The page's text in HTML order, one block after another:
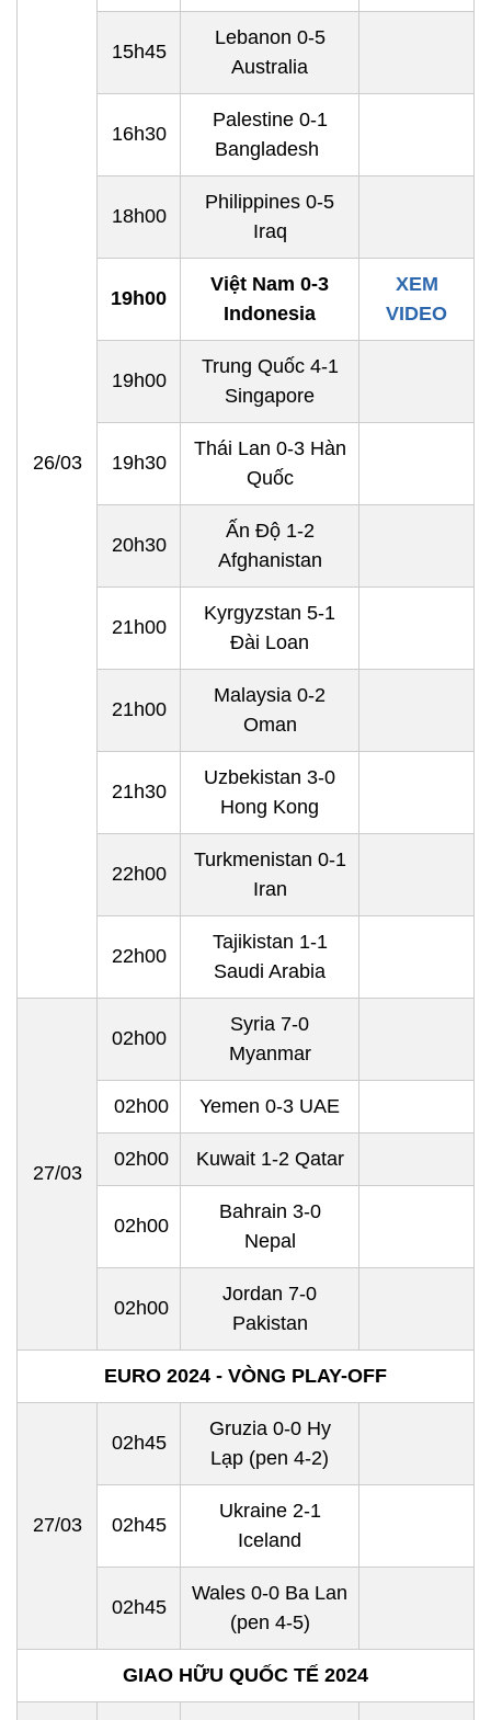
26/03
15h45
Lebanon 0-5
Australia
16h30
Palestine 0-1
Bangladesh
18h00
Philippines 0-5
Iraq
19h00
Việt Nam 0-3
Indonesia
XEM
VIDEO
19h00
Trung Quốc 4-1
Singapore
19h30
Thái Lan 0-3 Hàn
Quốc
20h30
Ấn Độ 1-2
Afghanistan
21h00
Kyrgyzstan 5-1
Đài Loan
21h00
Malaysia 0-2
Oman
21h30
Uzbekistan 3-0
Hong Kong
22h00
Turkmenistan 0-1
Iran
22h00
Tajikistan 1-1
Saudi Arabia
27/03
02h00
Syria 7-0
Myanmar
02h00 Yemen 0-3 UAE
02h00 Kuwait 1-2 Qatar
02h00
Bahrain 3-0
Nepal
02h00
Jordan 7-0
Pakistan
EURO 2024 - VÒNG PLAY-OFF
27/03
02h45
Gruzia 0-0 Hy
Lạp (pen 4-2)
02h45
Ukraine 2-1
Iceland
02h45
Wales 0-0 Ba Lan
(pen 4-5)
GIAO HỮU QUỐC TẾ 2024